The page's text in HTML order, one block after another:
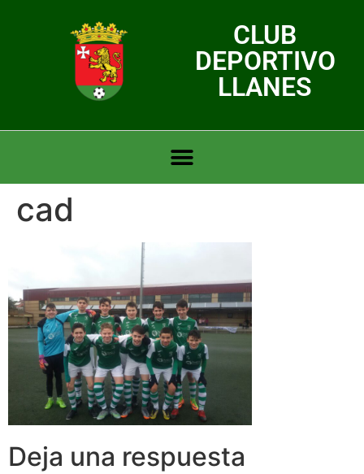
CLUB
DEPORTIVO
LLANES
cad
Deja una respuesta